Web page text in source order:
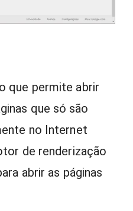
que permite abrir
que só são
no Internet
de renderização
abrir as páginas